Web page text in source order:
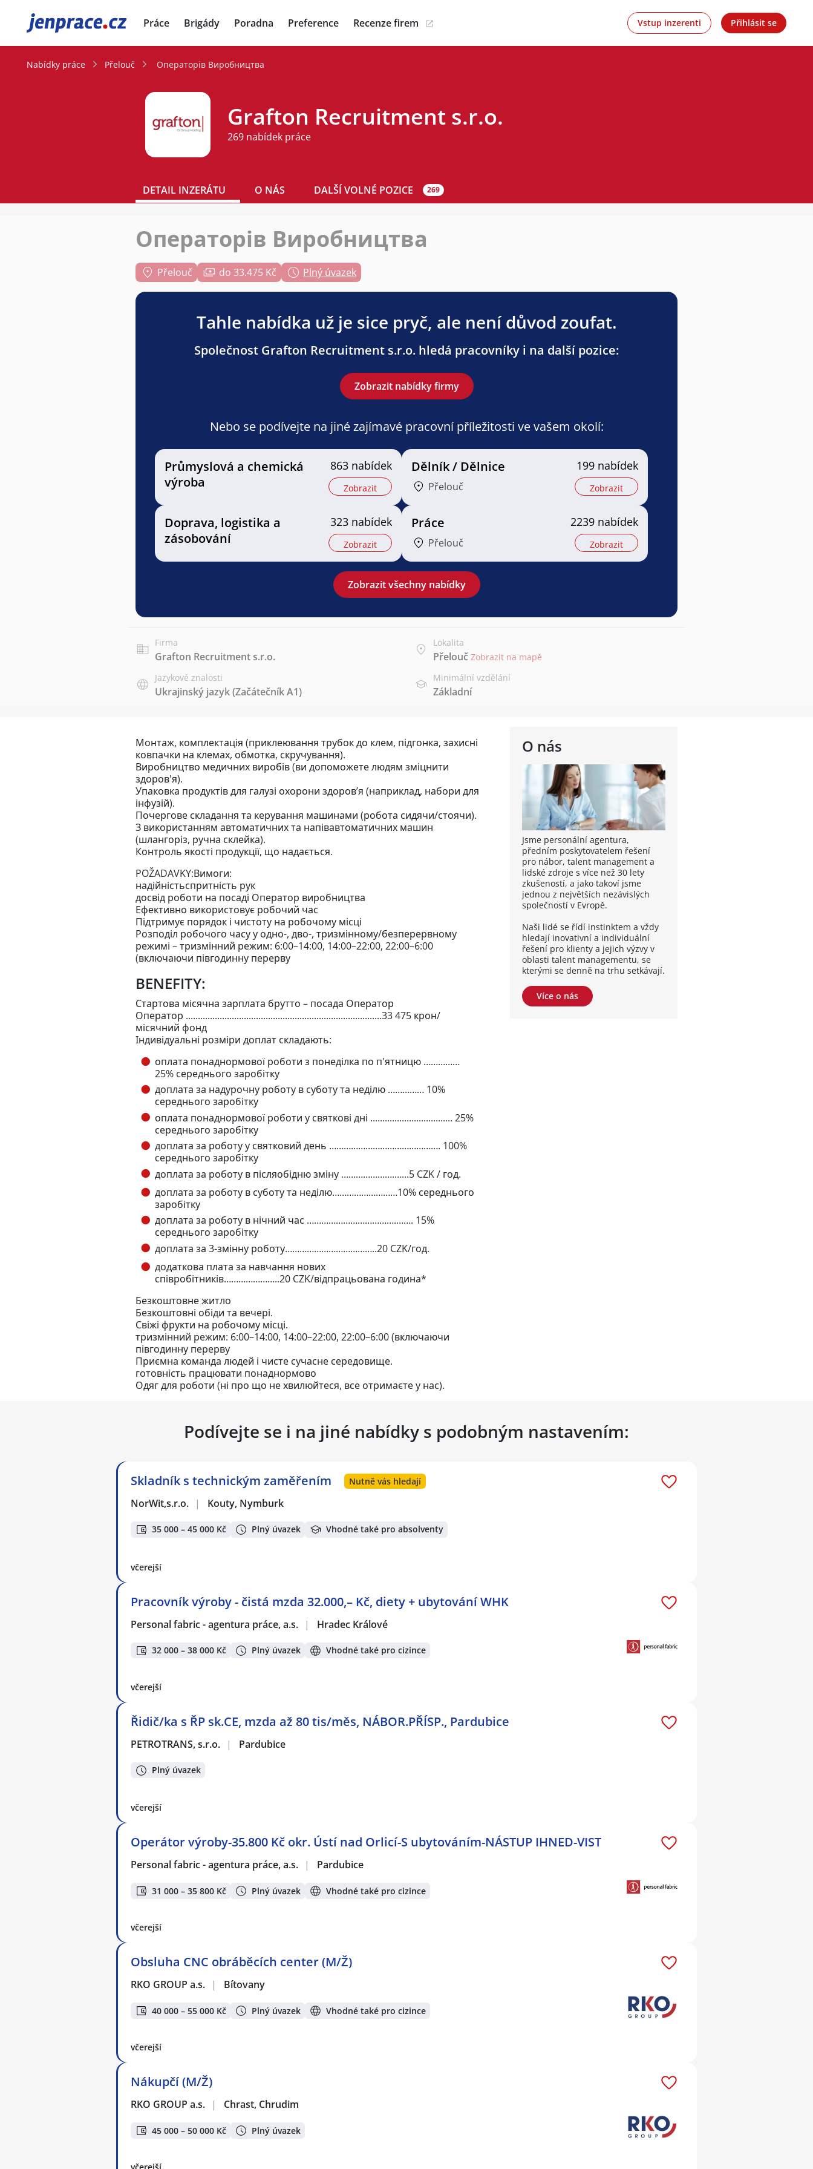
JenPráce.cz Práce Brigády Poradna Preference Recenze firem Vstup inzerenti Přihlásit se
Nabídky práce Přelouč Операторів Виробництва
Grafton Recruitment s.r.o.
269 nabídek práce
DETAIL INZERÁTU O NÁS DALŠÍ VOLNÉ POZICE 269
Операторів Виробництва
Přelouč do 33.475 Kč Plný úvazek
Tahle nabídka už je sice pryč, ale není důvod zoufat.
Společnost Grafton Recruitment s.r.o. hledá pracovníky i na další pozice:
Zobrazit nabídky firmy
Nebo se podívejte na jiné zajímavé pracovní příležitosti ve vašem okolí:
Průmyslová a chemická
výroba
863 nabídek
Zobrazit
Dělník / Dělnice
Přelouč
199 nabídek
Zobrazit
Doprava, logistika a
zásobování
323 nabídek
Zobrazit
Práce
Přelouč
2239 nabídek
Zobrazit
Zobrazit všechny nabídky
Firma
Grafton Recruitment s.r.o.
Lokalita
Přelouč Zobrazit na mapě
Jazykové znalosti
Ukrajinský jazyk(Začátečník A1)
Minimální vzdělání
Základní
O nás
Jsme personální agentura,
předním poskytovatelem řešení
pro nábor, talent management a
lidské zdroje s více než 30 lety
zkušeností, a jako takoví jsme
jednou z největších nezávislých
společností v Evropě.
Naši lidé se řídí instinktem a vždy
hledají inovativní a individuální
řešení pro klienty a jejich výzvy v
oblasti talent managementu, se
kterými se denně na trhu setkávají.
Více o nás
Монтаж, комплектація (приклеювання трубок до клем, підгонка, захисні
ковпачки на клемах, обмотка, скручування).
Виробництво медичних виробів (ви допоможете людям зміцнити
здоров'я).
Упаковка продуктів для галузі охорони здоров’я (наприклад, набори для
інфузій).
Почергове складання та керування машинами (робота сидячи/стоячи).
З використанням автоматичних та напівавтоматичних машин
(шлангоріз, ручна склейка).
Контроль якості продукції, що надається.
POŽADAVKY:Вимоги:
надійністьспритність рук
досвід роботи на посаді Оператор виробництва
Ефективно використовує робочий час
Підтримує порядок і чистоту на робочому місці
Розподіл робочого часу у одно-, дво-, тризмінному/безперервному
режимі – тризмінний режим: 6:00–14:00, 14:00–22:00, 22:00–6:00
(включаючи півгодинну перерву
BENEFITY:
Стартова місячна зарплата брутто – посада Оператор
Оператор .................................................................................33 475 крон/
місячний фонд
Індивідуальні розміри доплат складають:
оплата понаднормової роботи з понеділка по п'ятницю ……………
25% середнього заробітку
доплата за надурочну роботу в суботу та неділю …………… 10%
середнього заробітку
оплата понаднормової роботи у святкові дні .................................. 25%
середнього заробітку
доплата за роботу у святковий день ………………………………………. 100%
середнього заробітку
доплата за роботу в післяобідню зміну ………………….…...5 CZK / год.
доплата за роботу в суботу та неділю………………………10% середнього
заробітку
доплата за роботу в нічний час ……………………………….……. 15%
середнього заробітку
доплата за 3-змінну роботу………………………………..20 CZK/год.
додаткова плата за навчання нових
співробітників…………………..20 CZK/відпрацьована година*
Безкоштовне житло
Безкоштовні обіди та вечері.
Свіжі фрукти на робочому місці.
тризмінний режим: 6:00–14:00, 14:00–22:00, 22:00–6:00 (включаючи
півгодинну перерву
Приємна команда людей і чисте сучасне середовище.
готовність працювати понаднормово
Одяг для роботи (ні про що не хвилюйтеся, все отримаєте у нас).
Podívejte se i na jiné nabídky s podobným nastavením:
Skladník s technickým zaměřením Nutně vás hledají
NorWit,s.r.o. | Kouty, Nymburk
35 000 – 45 000 Kč Plný úvazek Vhodné také pro absolventy
včerejší
Pracovník výroby - čistá mzda 32.000,– Kč, diety + ubytování WHK
Personal fabric - agentura práce, a.s. | Hradec Králové
32 000 – 38 000 Kč Plný úvazek Vhodné také pro cizince
včerejší
Řidič/ka s ŘP sk.CE, mzda až 80 tis/měs, NÁBOR.PŘÍSP., Pardubice
PETROTRANS, s.r.o. | Pardubice
Plný úvazek
včerejší
Operátor výroby-35.800 Kč okr. Ústí nad Orlicí-S ubytováním-NÁSTUP IHNED-VIST
Personal fabric - agentura práce, a.s. | Pardubice
31 000 – 35 800 Kč Plný úvazek Vhodné také pro cizince
včerejší
Obsluha CNC obráběcích center (M/Ž)
RKO GROUP a.s. | Bítovany
40 000 – 55 000 Kč Plný úvazek Vhodné také pro cizince
včerejší
Nákupčí (M/Ž)
RKO GROUP a.s. | Chrast, Chrudim
45 000 – 50 000 Kč Plný úvazek